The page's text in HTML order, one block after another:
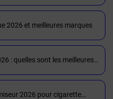
2026 et meilleures marques
: quelles sont les meilleures
?
2026 pour cigarette